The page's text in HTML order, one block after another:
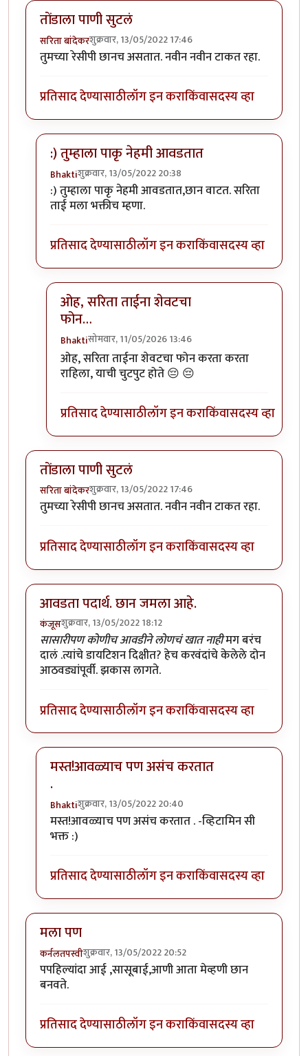
तोंडाला पाणी सुटलं
सरिता बांदेकरशुक्रवार, 13/05/2022 17:46
तुमच्या रेसीपी छानच असतात. नवीन नवीन टाकत रहा.
प्रतिसाद देण्यासाठीलॉग इन कराकिंवासदस्य व्हा
:) तुम्हाला पाकृ नेहमी आवडतात
Bhaktiशुक्रवार, 13/05/2022 20:38
In reply toतोंडाला पाणी सुटलंbyसरिता बांदेकर
:) तुम्हाला पाकृ नेहमी आवडतात,छान वाटत. सरिता
ताई मला भक्तीच म्हणा.
प्रतिसाद देण्यासाठीलॉग इन कराकिंवासदस्य व्हा
ओह, सरिता ताईना शेवटचा
फोन…
Bhaktiसोमवार, 11/05/2026 13:46
In reply to:) तुम्हाला पाकृ नेहमी आवडतातby
ओह, सरिता ताईना शेवटचा फोन करता करता
राहिला, याची चुटपुट होते 😔 😔
प्रतिसाद देण्यासाठीलॉग इन कराकिंवासदस्य व्हा
तोंडाला पाणी सुटलं
सरिता बांदेकरशुक्रवार, 13/05/2022 17:46
तुमच्या रेसीपी छानच असतात. नवीन नवीन टाकत रहा.
प्रतिसाद देण्यासाठीलॉग इन कराकिंवासदस्य व्हा
आवडता पदार्थ. छान जमला आहे.
कंजूसशुक्रवार, 13/05/2022 18:12
सासारीपण कोणीच आवडीने लोणचं खात नाहीमग बरंच
दालं .त्यांचे डायटिशन दिक्षीत? हेच करवंदांचे केलेले दोन
आठवड्यांपूर्वी. झकास लागते.
प्रतिसाद देण्यासाठीलॉग इन कराकिंवासदस्य व्हा
मस्त!आवळ्याच पण असंच करतात
.
Bhaktiशुक्रवार, 13/05/2022 20:40
In reply toआवडता पदार्थ. छान जमला आहे.by
मस्त!आवळ्याच पण असंच करतात . -व्हिटामिन सी
भक्त :)
प्रतिसाद देण्यासाठीलॉग इन कराकिंवासदस्य व्हा
मला पण
कर्नलतपस्वीशुक्रवार, 13/05/2022 20:52
पपहिल्यांदा आई ,सासूबाई,आणी आता मेव्हणी छान
बनवते.
प्रतिसाद देण्यासाठीलॉग इन कराकिंवासदस्य व्हा